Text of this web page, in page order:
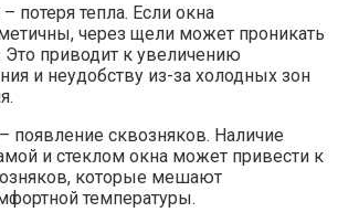
потеря тепла.​ Если окна
через щели может проникать
приводит к увеличению
и неудобству из-за холодных зон
появление сквозняков.​ Наличие
и стеклом окна может привести к
которые мешают
температуры.​